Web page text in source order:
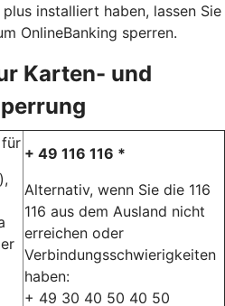
installiert haben, lassen Sie
OnlineBanking sperren.
Karten- und
für
+ 49 116 116 *
Alternativ, wenn Sie die 116
116 aus dem Ausland nicht
erreichen oder
Verbindungsschwierigkeiten
haben:
+ 49 30 40 50 40 50